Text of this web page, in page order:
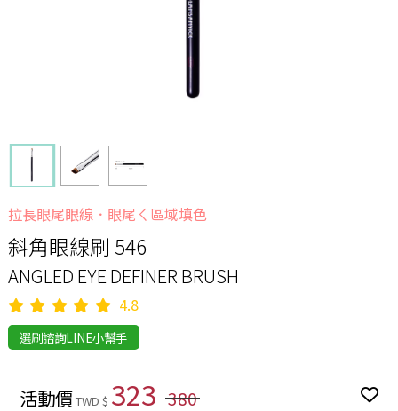
拉長眼尾眼線．眼尾ㄑ區域填色
斜角眼線刷 546
ANGLED EYE DEFINER BRUSH
4.8
選刷諮詢LINE小幫手
活動價TWD $ 323 380